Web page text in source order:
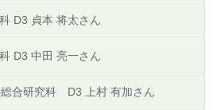
D3 貞本 将太さん
D3 中田 亮一さん
合研究科 D3 上村 有加さん